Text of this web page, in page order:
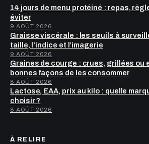
14 jours de menu protéiné : repas,
éviter
9 AOÛT 2026
Graisse viscérale : les seuils à
taille, l’indice et l’imagerie
9 AOÛT 2026
Graines de courge : crues, grillées ou
bonnes façons de les consommer
8 AOÛT 2026
Lactose, EAA, prix au kilo : quelle
choisir ?
8 AOÛT 2026
À RELIRE